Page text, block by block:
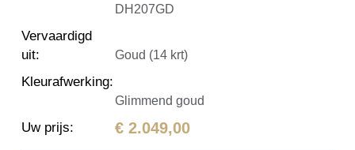
DH207GD
Vervaardigd
uit: Goud (14 krt)
Kleurafwerking:
Glimmend goud
Uw prijs: € 2.049,00